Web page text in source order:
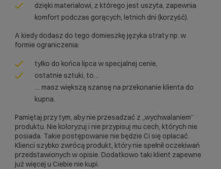
dzięki materiałowi, z którego jest uszyta, zapewnia
komfort podczas gorących, letnich dni (korzyść).
A kiedy dodasz do tego domieszkę języka straty np. w
formie ograniczenia:
tylko do końca lipca w specjalnej cenie,
ostatnie sztuki, to…
… masz większą szansę na przekonanie klienta do
kupna.
Pamiętaj przy tym, aby nie przesadzać z „wychwalaniem”
produktu. Nie koloryzuj i nie przypisuj mu cech, których nie
posiada. Takie postępowanie nie będzie Ci się opłacać.
Klienci szybko zwrócą produkt, który nie spełnił oczekiwań
przedstawionych w opisie. Dodatkowo taki klient zapewne
już więcej u Ciebie nie kupi.